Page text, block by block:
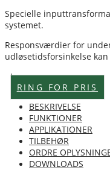
Specielle
systemet.
Responsværdier for
udløsetidsforsinkelse
Lagervare
RING FOR PRIS
BESKRIVELSE
FUNKTIONER
APPLIKATIONER
TILBEHØR
ORDRE
DOWNLOADS